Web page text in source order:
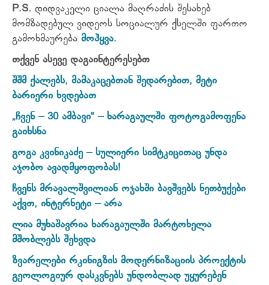
P.S. დიდვაკელი ციალა მაღრაძის შესახებ
მომზადებულ ვიდეოს სოციალურ ქსელში ფართო
გამოხმაურება მოჰყვა.
თქვენ ასევე დაგაინტერესებთ
შშმ ქალებს, მამაკაცებთან შედარებით, მეტი
ბარიერი ხვდებათ
„ჩვენ – 30 ამბავი“ – ხარაგაულში ფოტოგამოფენა
გაიხსნა
გოგა კვინიკაძე – სულიერი სიმტკიცითაც უნდა
აჯობო ავადმყოფობას!
ჩვენს მრავალშვილიან ოჯახში ბავშვებს ნეთბუქები
აქვთ, ინტერნეტი – არა
ლია მუხაშავრია ხარაგაულში მარტოხელა
მშობლებს შეხვდა
ზვარელები რკინიგზის მოდერნიზაციის პროექტის
გეოლოგიურ დასკვნებს უნდობლად უყურებენ